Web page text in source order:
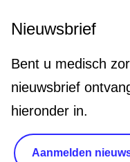
Nieuwsbrief
Bent u medisch
nieuwsbrief
hieronder in.
Aanmelden